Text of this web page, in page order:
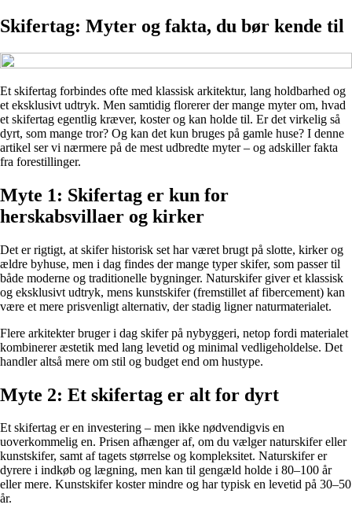
Skifertag: Myter og fakta, du bør kende til
Et skifertag forbindes ofte med klassisk arkitektur, lang holdbarhed og
et eksklusivt udtryk. Men samtidig florerer der mange myter om, hvad
et skifertag egentlig kræver, koster og kan holde til. Er det virkelig så
dyrt, som mange tror? Og kan det kun bruges på gamle huse? I denne
artikel ser vi nærmere på de mest udbredte myter – og adskiller fakta
fra forestillinger.
Myte 1: Skifertag er kun for
herskabsvillaer og kirker
Det er rigtigt, at skifer historisk set har været brugt på slotte, kirker og
ældre byhuse, men i dag findes der mange typer skifer, som passer til
både moderne og traditionelle bygninger. Naturskifer giver et klassisk
og eksklusivt udtryk, mens kunstskifer (fremstillet af fibercement) kan
være et mere prisvenligt alternativ, der stadig ligner naturmaterialet.
Flere arkitekter bruger i dag skifer på nybyggeri, netop fordi materialet
kombinerer æstetik med lang levetid og minimal vedligeholdelse. Det
handler altså mere om stil og budget end om hustype.
Myte 2: Et skifertag er alt for dyrt
Et skifertag er en investering – men ikke nødvendigvis en
uoverkommelig en. Prisen afhænger af, om du vælger naturskifer eller
kunstskifer, samt af tagets størrelse og kompleksitet. Naturskifer er
dyrere i indkøb og lægning, men kan til gengæld holde i 80–100 år
eller mere. Kunstskifer koster mindre og har typisk en levetid på 30–50
år.